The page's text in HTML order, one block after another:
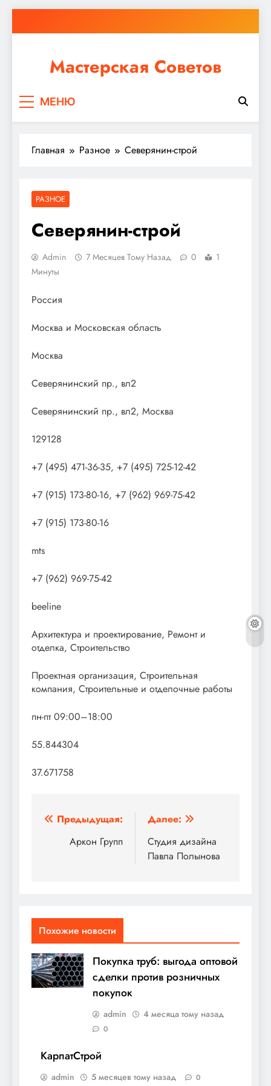
к
Мастерская Советов
ремонт или крупное строительство, в Мастерской
МЕНЮ
Главная Разное Северянин-строй
РАЗНОЕ
Северянин-строй
Admin 7 Месяцев Тому Назад 0
1
Минуты
Россия
Москва и Московская область
Москва
Северянинский пр., вл2
Северянинский пр., вл2, Москва
129128
+7 (495) 471-36-35, +7 (495) 725-12-42
+7 (915) 173-80-16, +7 (962) 969-75-42
+7 (915) 173-80-16
mts
+7 (962) 969-75-42
beeline
Архитектура и проектирование, Ремонт и
отделка, Строительство
Проектная организация, Строительная
компания, Строительные и отделочные работы
пн-пт 09:00–18:00
55.844304
37.671758
Навигация
Предыдущая:
Аркон Групп
Далее:
Студия дизайна
Павла Полынова
Похожие новости
Покупка труб: выгода оптовой
сделки против розничных
покупок
admin 4 месяца тому назад
0
КарпатСтрой
admin 5 месяцев тому назад 0